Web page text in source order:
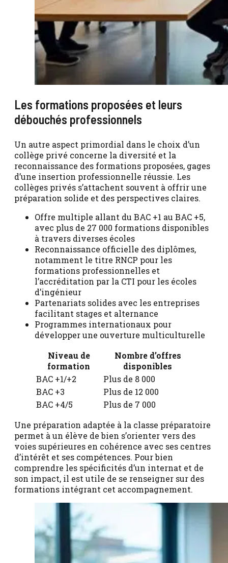
Les formations proposées et leurs
débouchés professionnels
Un autre aspect primordial dans le choix d’un
collège privé concerne la diversité et la
reconnaissance des formations proposées, gages
d’une insertion professionnelle réussie. Les
collèges privés s’attachent souvent à offrir une
préparation solide et des perspectives claires.
Offre multiple allant du BAC +1 au BAC +5,
avec plus de 27 000 formations disponibles
à travers diverses écoles
Reconnaissance officielle des diplômes,
notamment le titre RNCP pour les
formations professionnelles et
l’accréditation par la CTI pour les écoles
d’ingénieur
Partenariats solides avec les entreprises
facilitant stages et alternance
Programmes internationaux pour
développer une ouverture multiculturelle
Niveau de
formation
Nombre d’offres
disponibles
BAC +1/+2
Plus de 8 000
BAC +3
Plus de 12 000
BAC +4/5
Plus de 7 000
Une préparation adaptée à la classe préparatoire
permet à un élève de bien s’orienter vers des
voies supérieures en cohérence avec ses centres
d’intérêt et ses compétences. Pour bien
comprendre les spécificités d’un internat et de
son impact, il est utile de se renseigner sur des
formations intégrant cet accompagnement.